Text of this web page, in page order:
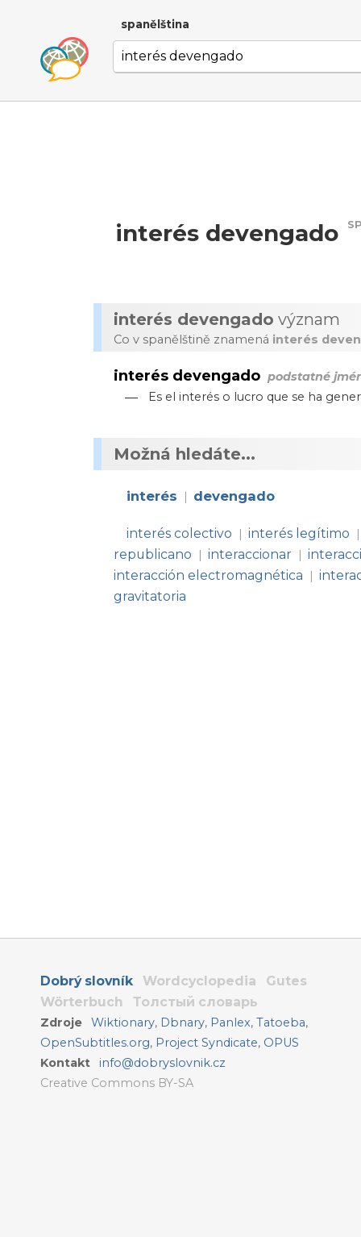
spanělština
interés devengado
interés devengado význam
Co v spanělštině znamená interés
interés devengado podstatné
— Es el interés o lucro que se ha
Možná hledáte...
interés | devengado
interés colectivo | interés legítimo |
republicano | interaccionar |
interacción electromagnética
|
gravitatoria
Dobrý slovník Wordcyclopedia
Gutes
Wörterbuch
Толстый словарь
Zdroje Wiktionary, Dbnary, Panlex,Tatoeba,
OpenSubtitles.org, Project Syndicate, OPUS
Kontakt
info@dobryslovnik.cz
Creative Commons BY-SA